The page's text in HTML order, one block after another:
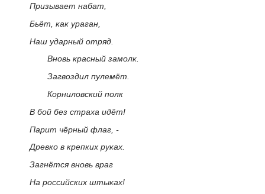
Призывает набат,
Бьёт, как ураган,
Наш ударный отряд.
Вновь красный замолк.
Загвоздил пулемёт.
Корниловский полк
В бой без страха идёт!
Парит чёрный флаг, -
Древко в крепких руках.
Загнётся вновь враг
На российских штыках!